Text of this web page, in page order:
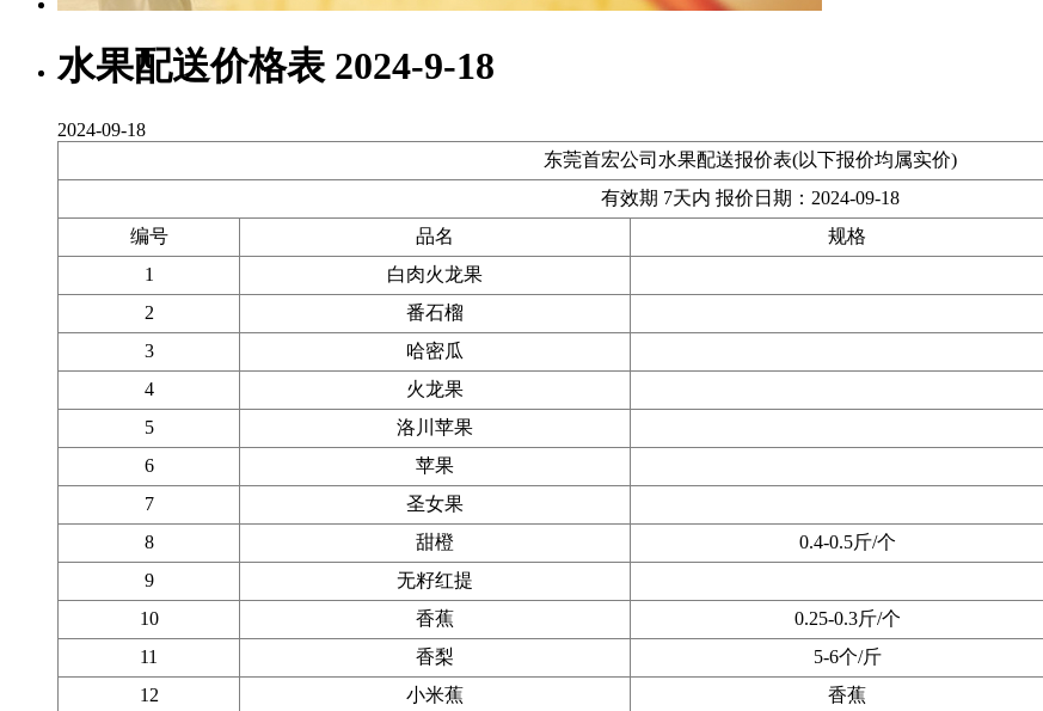
水果配送价格表 2024-9-18
2024-09-18
东莞首宏公司水果配送报价表(以下报价均属实价)
有效期 7天内 报价日期：2024-09-18
编号
品名 规格
1
白肉火龙果
2
番石榴
3
哈密瓜
4
火龙果
5
洛川苹果
6
苹果
7
圣女果
8
甜橙 0.4-0.5斤/个
9
无籽红提
10
香蕉 0.25-0.3斤/个
11
香梨 5-6个/斤
12
小米蕉 香蕉